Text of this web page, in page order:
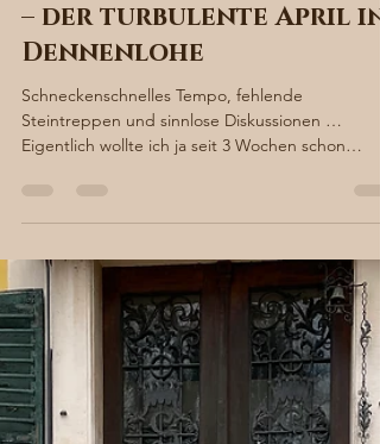
Sabine von Süsskind
23. Apr. 2023
3 Min. Lesezeit
Sepsis statt Saisonbeginn
– der turbulente April in
Dennenlohe